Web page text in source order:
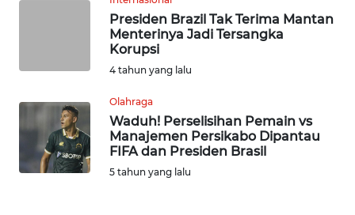
Presiden Brazil Tak Terima Mantan
Menterinya Jadi Tersangka
Korupsi
4 tahun yang lalu
Olahraga
Waduh! Perselisihan Pemain vs
Manajemen Persikabo Dipantau
FIFA dan Presiden Brasil
5 tahun yang lalu
JAMBI
SULTRA
WN